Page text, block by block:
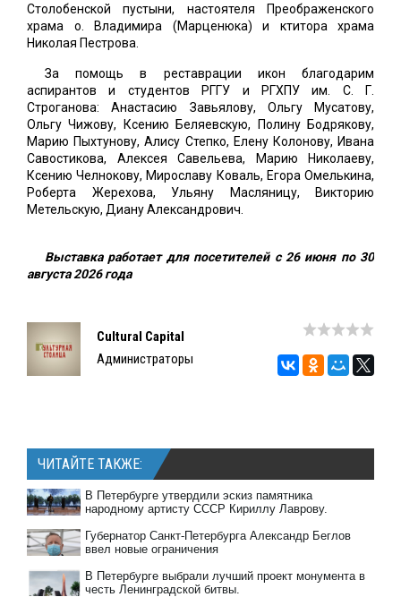
Столобенской пустыни, настоятеля Преображенского
храма о. Владимира (Марценюка) и ктитора храма
Николая Пестрова.
За помощь в реставрации икон благодарим
аспирантов и студентов РГГУ и РГХПУ им. С. Г.
Строганова: Анастасию Завьялову, Ольгу Мусатову,
Ольгу Чижову, Ксению Беляевскую, Полину Бодрякову,
Марию Пыхтунову, Алису Степко, Елену Колонову, Ивана
Савостикова, Алексея Савельева, Марию Николаеву,
Ксению Челнокову, Мирославу Коваль, Егора Омелькина,
Роберта Жерехова, Ульяну Масляницу, Викторию
Метельскую, Диану Александрович.
Выставка работает для посетителей с 26 июня по 30
августа 2026 года
Cultural Capital
Администраторы
ЧИТАЙТЕ ТАКЖЕ:
В Петербурге утвердили эскиз памятника
народному артисту СССР Кириллу Лаврову.
Губернатор Санкт-Петербурга Александр Беглов
ввел новые ограничения
В Петербурге выбрали лучший проект монумента в
честь Ленинградской битвы.